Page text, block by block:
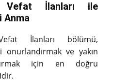
Vefat İlanları ile
Anma
İlanları bölümü,
onurlandırmak ve yakın
için en doğru